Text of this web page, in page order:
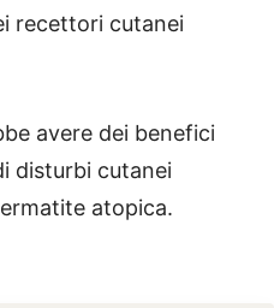
recettori cutanei
avere dei benefici
disturbi cutanei
atopica.